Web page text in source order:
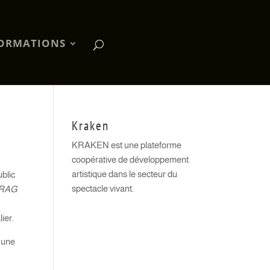
Kraken
KRAKEN est une plateforme
coopérative de développement
artistique dans le secteur du
spectacle vivant.